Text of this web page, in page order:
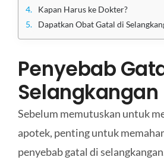
Kapan Harus ke Dokter?
Dapatkan Obat Gatal di Selangkangan Sesuai Resep
Penyebab
Selangkangan
Sebelum memutuskan untuk
apotek, penting untuk
penyebab gatal di